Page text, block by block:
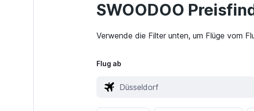
SWOODOO
Verwende die Filter unten, um Flüge vom
Flug ab